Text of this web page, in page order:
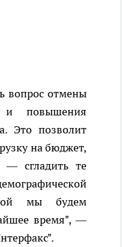
вопрос отмены
и повышения
Это позволит
на бюджет,
— сгладить те
мы будем
время", —